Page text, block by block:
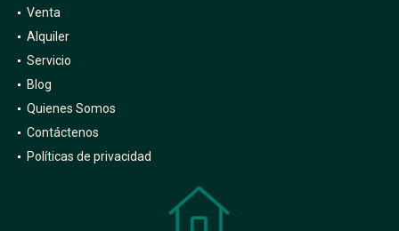
Venta
Alquiler
Servicio
Blog
Quienes Somos
Contáctenos
Políticas de privacidad